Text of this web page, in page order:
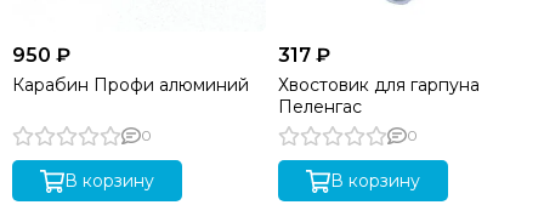
950 ₽
Карабин Профи алюминий
0
В корзину
317 ₽
Хвостовик для гарпуна
Пеленгас
0
В корзину